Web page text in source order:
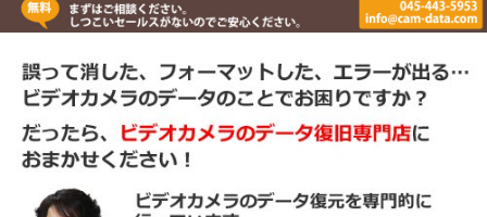
サービスの流れ
お客様の声
ビデオカメラ復旧成功事例
よくあるご質問